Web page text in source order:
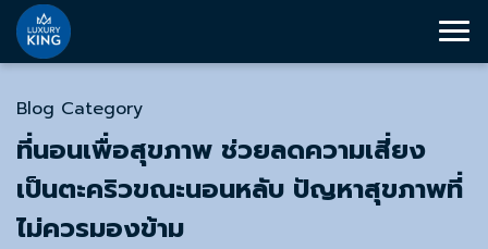
Blog Category
ที่นอนเพื่อสุขภาพ ช่วยลดความเสี่ยง
เป็นตะคริวขณะนอนหลับ ปัญหาสุขภาพที่
ไม่ควรมองข้าม